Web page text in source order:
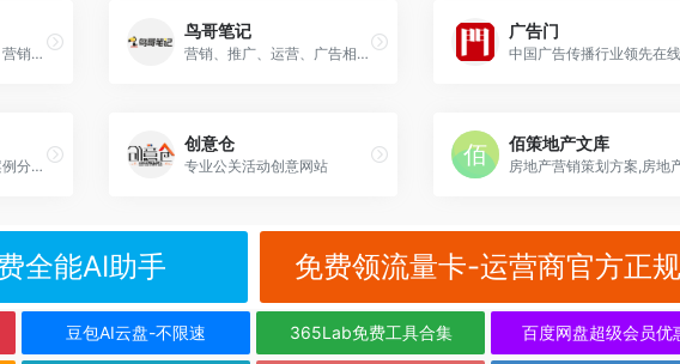
以互联网运营、市场、营销、文案为核心的学习交流分享平台
鸟哥笔记
营销、推广、运营、广告相关的交流平台
广告门
全球广告文案及营销案例分享平台
创意仓
专业公关活动创意网站
佰策地产文库
全能AI助手 免费领流量卡-运营商官方正
豆包AI云盘-不限速 365Lab免费工具合集 百度网盘超级会员优